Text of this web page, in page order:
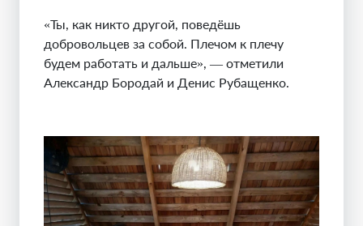
«Ты, как никто другой, поведёшь
добровольцев за собой. Плечом к плечу
будем работать и дальше», — отметили
Александр Бородай и Денис Рубащенко.